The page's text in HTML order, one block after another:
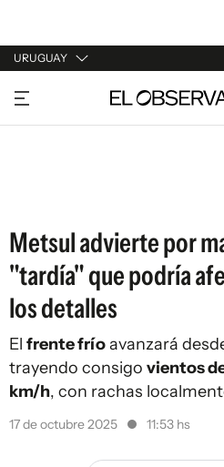
URUGUAY
URUGUAY
ARGENTINA
Metsul advierte por
"tardía" que podría
los detalles
El frente fríoavanzará
trayendo consigo vientos
km/h, con rachas
17 de octubre 2025 11:53 hs